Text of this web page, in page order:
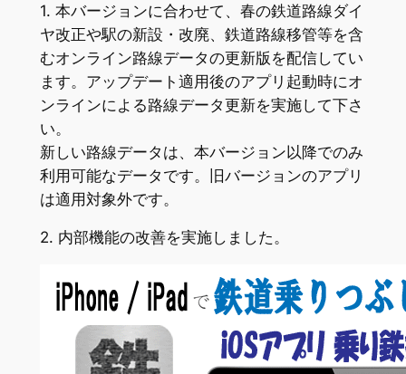
1. 本バージョンに合わせて、春の鉄道路線ダイ
ヤ改正や駅の新設・改廃、鉄道路線移管等を含
むオンライン路線データの更新版を配信してい
ます。アップデート適用後のアプリ起動時にオ
ンラインによる路線データ更新を実施して下さ
い。
新しい路線データは、本バージョン以降でのみ
利用可能なデータです。旧バージョンのアプリ
は適用対象外です。
2. 内部機能の改善を実施しました。